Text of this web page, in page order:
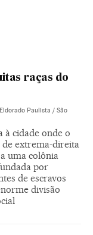
raças do
Eldorado Paulista / São
à cidade onde o
de extrema-direita
uma colônia
por
de escravos
divisão